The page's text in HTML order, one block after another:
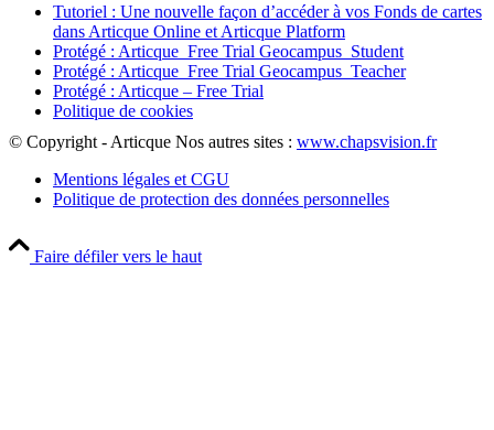
Tutoriel : Une nouvelle façon d’accéder à vos Fonds de cartes
dans Articque Online et Articque Platform
Protégé : Articque_Free Trial Geocampus_Student
Protégé : Articque_Free Trial Geocampus_Teacher
Protégé : Articque – Free Trial
Politique de cookies
© Copyright - Articque Nos autres sites : www.chapsvision.fr
Mentions légales et CGU
Politique de protection des données personnelles
Faire défiler vers le haut